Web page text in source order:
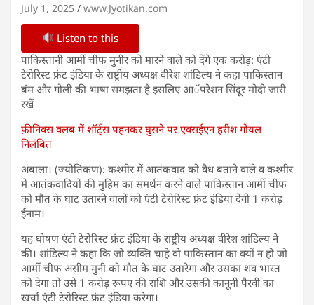
July 1, 2025 www.Jyotikan.com
Listen to this
पाकिस्तानी आर्मी चीफ मुनीर को मारने वाले को देंगे एक करोड़: एंटी
टेरोरिस्ट फ्रंट इंडिया के राष्ट्रीय अध्यक्ष वीरेश शांडिल्य ने कहा पाकिस्तान
बंम और गोली की भाषा समझता है इसलिए आॅपरेशन सिंदूर मोदी जारी
रखें
फ़ीनिक्स क्लब में शॉर्ट्स पहनकर घुसने पर एक्सईएन हरीश गोयल
निलंबित
अंबाला। (ज्योतिकण): कश्मीर में आतंकवाद को वैध बताने वाले व कश्मीर
में आतंकवादियों की मुहिम का समर्थन करने वाले पाकिस्तान आर्मी चीफ
को मौत के घाट उतारने वालों को एंटी टेरोरिस्ट फ्रंट इंडिया देगी 1 करोड़
ईनाम।
यह घोषण एंटी टेरोरिस्ट फ्रंट इंडिया के राष्ट्रीय अध्यक्ष वीरेश शांडिल्य ने
की। शांडिल्य ने कहा कि जो व्यक्ति चाहे वो पाकिस्तान का क्यों न हो जो
आर्मी चीफ असीम मुनी को मौत के घाट उतारेगा और उसका शव भारत
को देगा तो उसे 1 करोड़ रूपए की राशि और उसकी कानूनी पैरवी का
खर्चा एंटी टेरोरिस्ट फ्रंट इंडिया करेगा।